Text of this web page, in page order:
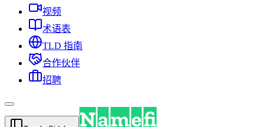
视频
术语表
TLD 指南
合作伙伴
招聘